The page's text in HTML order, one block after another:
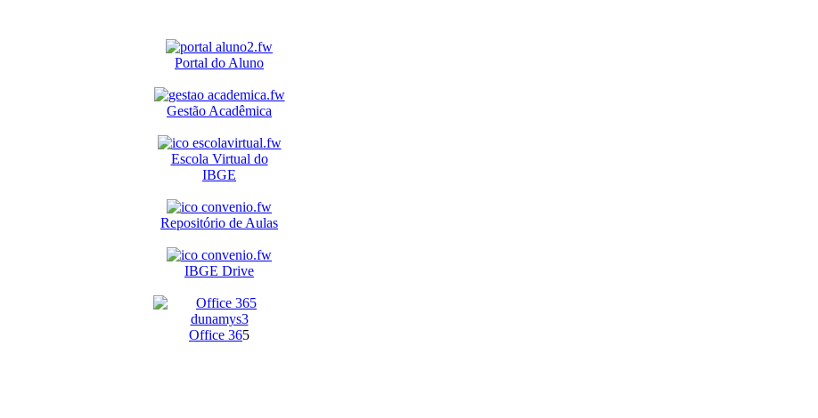
Portal do Aluno
Gestão Acadêmica
Escola Virtual do
IBGE
Repositório de Aulas
IBGE Drive
Office 365